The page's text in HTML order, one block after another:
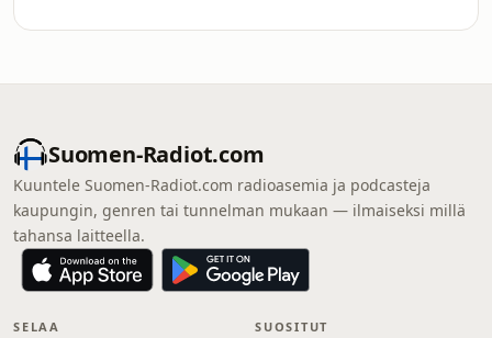
Suomen-Radiot.com
Kuuntele Suomen-Radiot.com radioasemia ja podcasteja
kaupungin, genren tai tunnelman mukaan — ilmaiseksi millä
tahansa laitteella.
SELAA SUOSITUT